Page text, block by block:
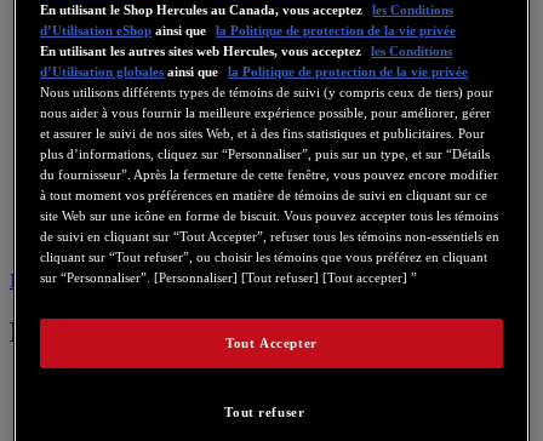
Manuel utilisateur Nous contacter pour ce produit
Manuel utilisateur
En utilisant le Shop Hercules au Canada, vous acceptez
les Conditions
d’Utilisation eShop ainsi que
la Politique de protection de la vie privée
En utilisant les autres sites web Hercules, vous acceptez
les Conditions
d’Utilisation globales ainsi que
la Politique de protection de la vie privée
Nous utilisons différents types de témoins de suivi (y compris ceux de tiers) pour
nous aider à vous fournir la meilleure expérience possible, pour améliorer, gérer
et assurer le suivi de nos sites Web, et à des fins statistiques et publicitaires. Pour
plus d’informations, cliquez sur “Personnaliser”, puis sur un type, et sur “Détails
du fournisseur”. Après la fermeture de cette fenêtre, vous pouvez encore modifier
à tout moment vos préférences en matière de témoins de suivi en cliquant sur ce
site Web sur une icône en forme de biscuit. Vous pouvez accepter tous les témoins
de suivi en cliquant sur “Tout Accepter”, refuser tous les témoins non-essentiels en
cliquant sur “Tout refuser”, ou choisir les témoins que vous préférez en cliquant
sur “Personnaliser”. [Personnaliser] [Tout refuser] [Tout accepter] ”
Tout refuser
Tout Accepter